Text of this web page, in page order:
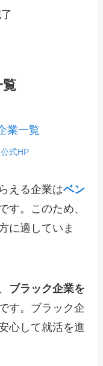
覧
式HP
える企業はベン
す。このため、
に適していま
ブラック企業を
す。ブラック企
心して就活を進